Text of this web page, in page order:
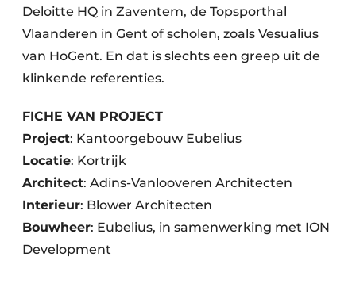
Deloitte HQ in Zaventem, de Topsporthal
Vlaanderen in Gent of scholen, zoals Vesualius
van HoGent. En dat is slechts een greep uit de
klinkende referenties.
FICHE VAN PROJECT
Project: Kantoorgebouw Eubelius
Locatie: Kortrijk
Architect: Adins-Vanlooveren Architecten
Interieur: Blower Architecten
Bouwheer: Eubelius, in samenwerking met ION
Development